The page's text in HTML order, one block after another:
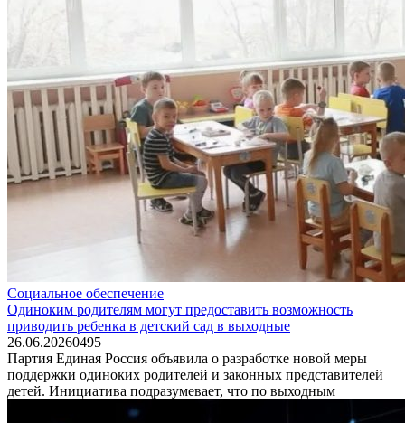
Социальное обеспечение
Одиноким родителям могут предоставить возможность
приводить ребенка в детский сад в выходные
26.06.20260495
Партия Единая Россия объявила о разработке новой меры
поддержки одиноких родителей и законных представителей
детей. Инициатива подразумевает, что по выходным